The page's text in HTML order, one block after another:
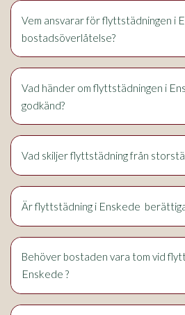
Vem ansvarar för flyttstädningen i
bostadsöverlåtelse?
Vad händer om flyttstädningen i
godkänd?
Vad skiljer flyttstädning från
Är flyttstädning i Enskede
Behöver bostaden vara tom vid
Enskede ?